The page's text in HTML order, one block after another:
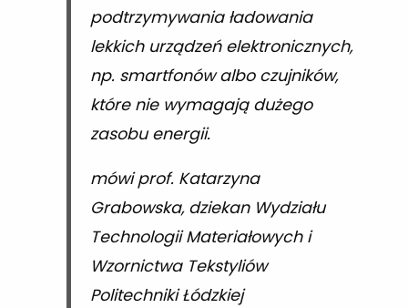
podtrzymywania ładowania
lekkich urządzeń elektronicznych,
np. smartfonów albo czujników,
które nie wymagają dużego
zasobu energii.
mówi prof. Katarzyna
Grabowska, dziekan Wydziału
Technologii Materiałowych i
Wzornictwa Tekstyliów
Politechniki Łódzkiej